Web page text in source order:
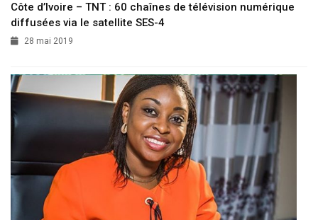
Côte d’Ivoire – TNT : 60 chaînes de télévision numérique
diffusées via le satellite SES-4
28 mai 2019